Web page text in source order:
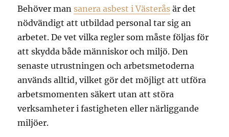
Behöver man sanera asbest i Västerås är det
nödvändigt att utbildad personal tar sig an
arbetet. De vet vilka regler som måste följas för
att skydda både människor och miljö. Den
senaste utrustningen och arbetsmetoderna
används alltid, vilket gör det möjligt att utföra
arbetsmomenten säkert utan att störa
verksamheter i fastigheten eller närliggande
miljöer.